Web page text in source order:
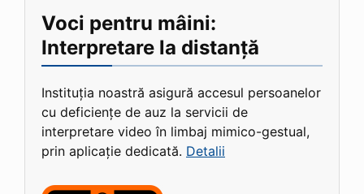
Voci pentru mâini:
Interpretare la distanță
Instituția noastră asigură accesul persoanelor
cu deficiențe de auz la servicii de
interpretare video în limbaj mimico-gestual,
prin aplicație dedicată. Detalii